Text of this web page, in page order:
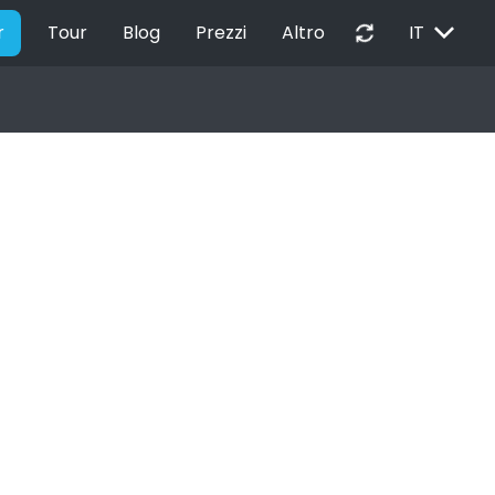
Tour Blog Prezzi Altro autorenew IT EXPAND_MORE